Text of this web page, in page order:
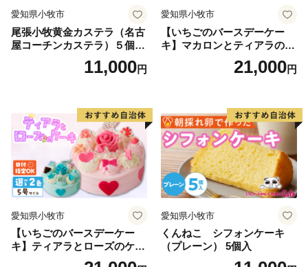
愛知県小牧市
尾張小牧黄金カステラ（名古
屋コーチンカステラ）５個入
名古屋コーチン カステラ ザ
ラメ 常温 愛知県 小牧市 アン
11,000円
愛知県小牧市
【いちごのバースデーケー
キ】マカロンとティアラのケ
ーキ スイーツ 日時指定可 デ
ザート 洋菓子 お取り寄せ 愛
デコレーションケーキ ホー
ルケーキ
21,000円
愛知県小牧市
【いちごのバースデーケー
キ】ティアラとローズのケー
キ スイーツ デザート 洋菓
愛知県小牧市
くんねこ シフォンケーキ
（プレーン） 5個入